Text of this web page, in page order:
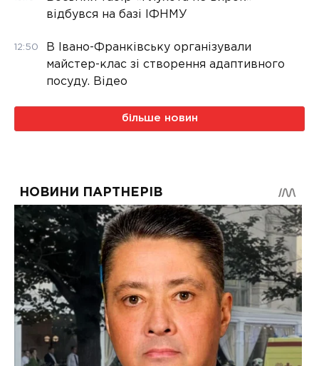
відбувся на базі ІФНМУ
12:50
В Івано-Франківську організували
майстер-клас зі створення адаптивного
посуду. Відео
більше новин